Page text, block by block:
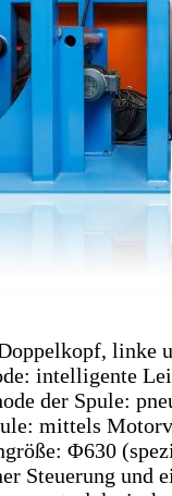
linke
intelligente
der Spule:
mittels
Φ630
Steuerung und